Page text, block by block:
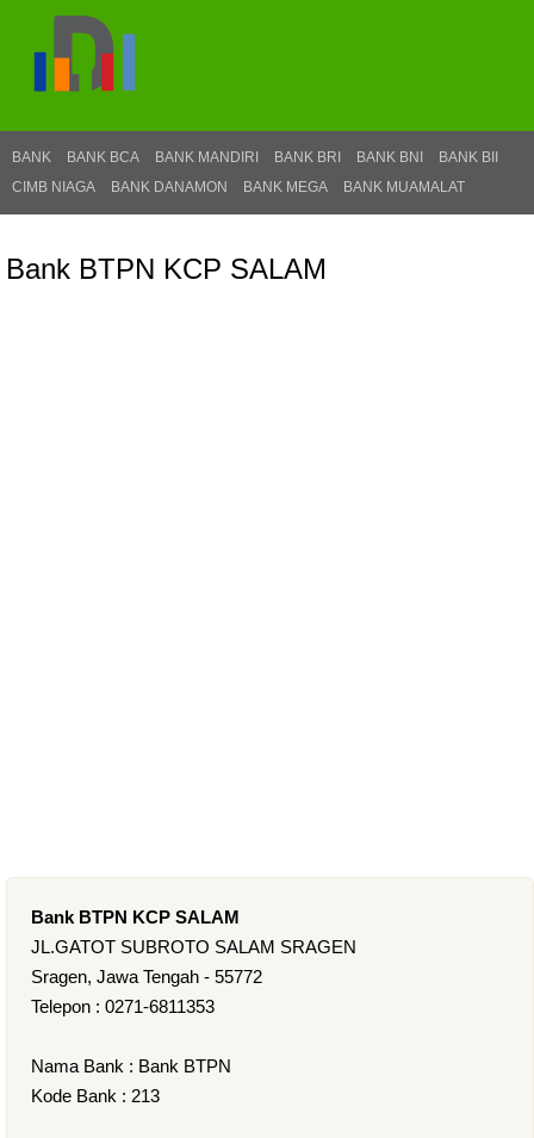
BANK BANK BCA BANK MANDIRI BANK BRI BANK BNI
BANK BII
CIMB NIAGA
BANK DANAMON BANK MEGA BANK MUAMALAT
Bank BTPN KCP SALAM
Bank BTPN KCP SALAM
JL.GATOT SUBROTO SALAM SRAGEN
Sragen, Jawa Tengah - 55772
Telepon : 0271-6811353
Nama Bank : Bank BTPN
Kode Bank : 213